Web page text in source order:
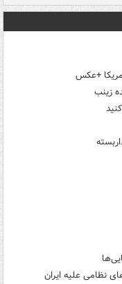
زینب
نظامی علیه ایران